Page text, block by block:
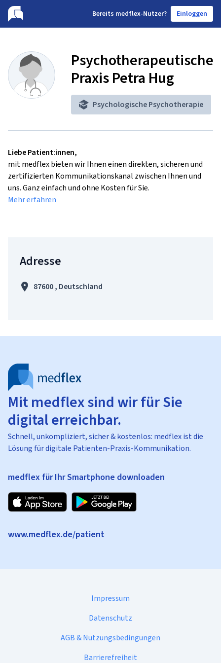
Bereits medflex-Nutzer? Einloggen
Psychotherapeutische
Praxis Petra Hug
Psychologische Psychotherapie
Liebe Patient:innen,
mit medflex bieten wir Ihnen einen direkten, sicheren und
zertifizierten Kommunikationskanal zwischen Ihnen und
uns. Ganz einfach und ohne Kosten für Sie.
Mehr erfahren
Adresse
87600 , Deutschland
Mit medflex sind wir für Sie
digital erreichbar.
Schnell, unkompliziert, sicher & kostenlos: medflex ist die
Lösung für digitale Patienten-Praxis-Kommunikation.
medflex für Ihr Smartphone downloaden
www.medflex.de/patient
Impressum
Datenschutz
AGB & Nutzungsbedingungen
Barrierefreiheit